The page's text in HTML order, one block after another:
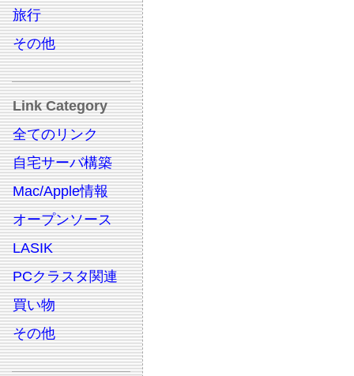
旅行
その他
Link Category
全てのリンク
自宅サーバ構築
Mac/Apple情報
オープンソース
LASIK
PCクラスタ関連
買い物
その他